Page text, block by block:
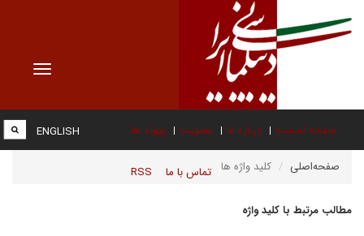
Toggle
صفحه نخست درباره ما عضویت پیوند ها
تماس با ما RSS
ENGLISH
صفحه‌اصلی کلید واژه ها
مطالب مرتبط با کلید واژه